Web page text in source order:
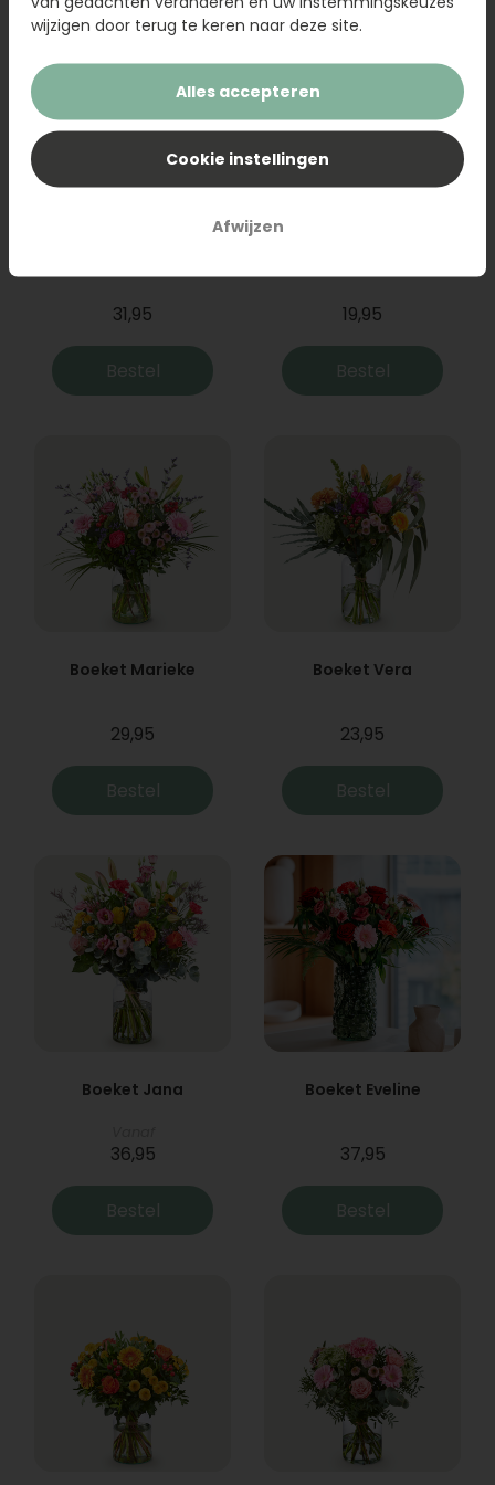
31,95
Bestel
19,95
Bestel
Boeket Marieke
29,95
Bestel
Boeket Vera
23,95
Bestel
Boeket Jana
36,95
Bestel
Boeket Eveline
37,95
Bestel
wijzigen door terug te keren naar deze site.
Alles accepteren
Cookie instellingen
Afwijzen